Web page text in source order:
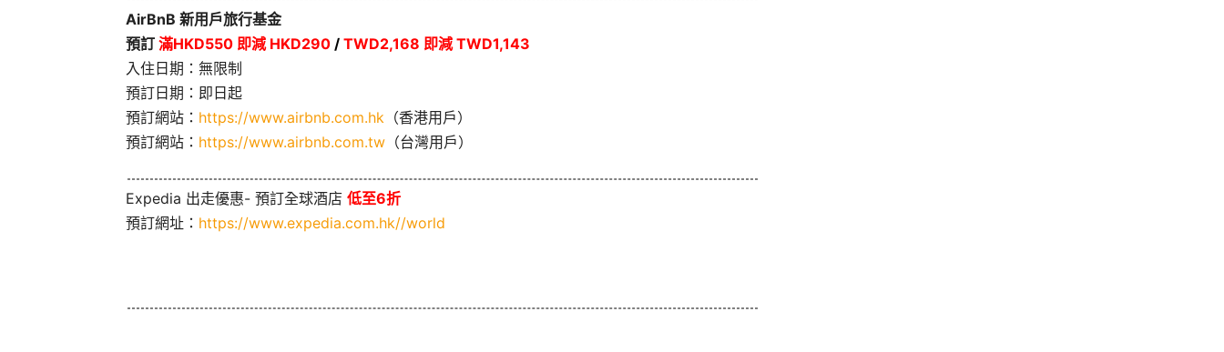
AirBnB 新用戶旅行基金
預訂 滿HKD550 即減 HKD290 / TWD2,168 即減 TWD1,143
入住日期：無限制
預訂日期：即日起
預訂網站： https://www.airbnb.com.hk （香港用戶）
預訂網站： https://www.airbnb.com.tw （台灣用戶）
Expedia 出走優惠- 預訂全球酒店 低至6折
預訂網址： https://www.expedia.com.hk//world